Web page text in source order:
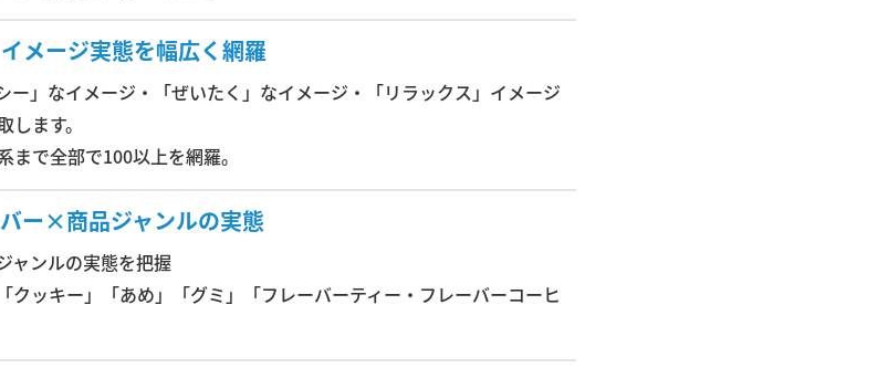
メージ実態を幅広く網羅
ー」なイメージ・「ぜいたく」なイメージ・「リラックス」イメージ
ます。
で全部で100以上を網羅。
ー×商品ジャンルの実態
ャンルの実態を把握
クッキー」「あめ」「グミ」「フレーバーティー・フレーバーコーヒ